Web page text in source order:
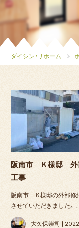
ダイシン・リホーム
阪南市 Ｋ様邸 外
工事
阪南市 Ｋ様邸の外部修
させていただきました。 …
大久保崇司 |